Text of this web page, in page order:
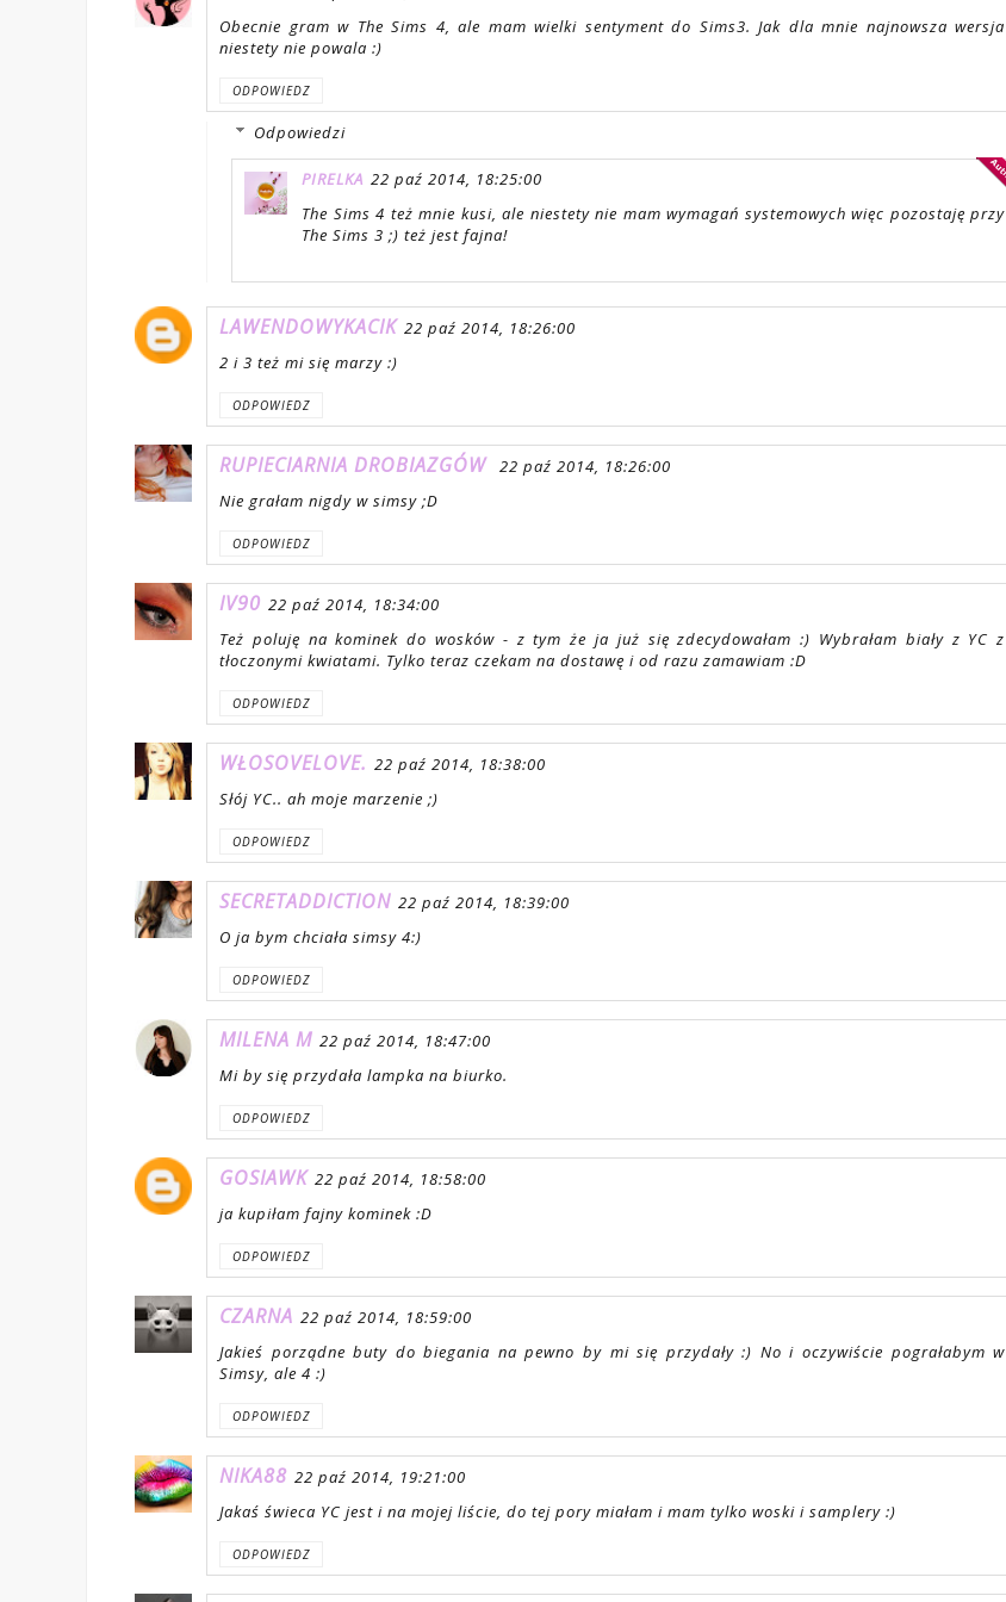
Obecnie gram w The Sims 4, ale mam wielki sentyment do Sims3. Jak dla mnie najnowsza wersja
niestety nie powala :)
ODPOWIEDZ
Odpowiedzi
PIRELKA 22 paź 2014, 18:25:00
The Sims 4 też mnie kusi, ale niestety nie mam wymagań systemowych więc pozostaję przy
The Sims 3 ;) też jest fajna!
LAWENDOWYKACIK 22 paź 2014, 18:26:00
2 i 3 też mi się marzy :)
ODPOWIEDZ
RUPIECIARNIA DROBIAZGÓW 22 paź 2014, 18:26:00
Nie grałam nigdy w simsy ;D
ODPOWIEDZ
IV90 22 paź 2014, 18:34:00
Też poluję na kominek do wosków - z tym że ja już się zdecydowałam :) Wybrałam biały z YC z
tłoczonymi kwiatami. Tylko teraz czekam na dostawę i od razu zamawiam :D
ODPOWIEDZ
WŁOSOVELOVE. 22 paź 2014, 18:38:00
Słój YC.. ah moje marzenie ;)
ODPOWIEDZ
SECRETADDICTION 22 paź 2014, 18:39:00
O ja bym chciała simsy 4:)
ODPOWIEDZ
MILENA M 22 paź 2014, 18:47:00
Mi by się przydała lampka na biurko.
ODPOWIEDZ
GOSIAWK 22 paź 2014, 18:58:00
ja kupiłam fajny kominek :D
ODPOWIEDZ
CZARNA 22 paź 2014, 18:59:00
Jakieś porządne buty do biegania na pewno by mi się przydały :) No i oczywiście pograłabym w
Simsy, ale 4 :)
ODPOWIEDZ
NIKA88 22 paź 2014, 19:21:00
Jakaś świeca YC jest i na mojej liście, do tej pory miałam i mam tylko woski i samplery :)
ODPOWIEDZ